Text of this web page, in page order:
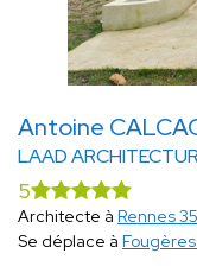
Antoine
LAAD
5
Architecte à Rennes
Se déplace à